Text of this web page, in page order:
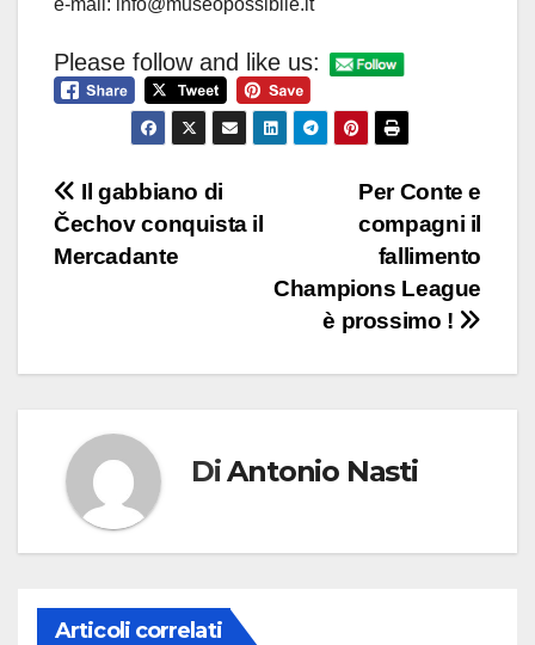
Please follow and like us:
Navigazione
articoli
Per Conte e
compagni il
fallimento
Champions League
è prossimo !
Il gabbiano di
Čechov conquista il
Mercadante
DiAntonio Nasti
Articoli correlati